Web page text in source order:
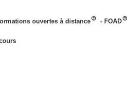
ouvertes à distance - FOAD